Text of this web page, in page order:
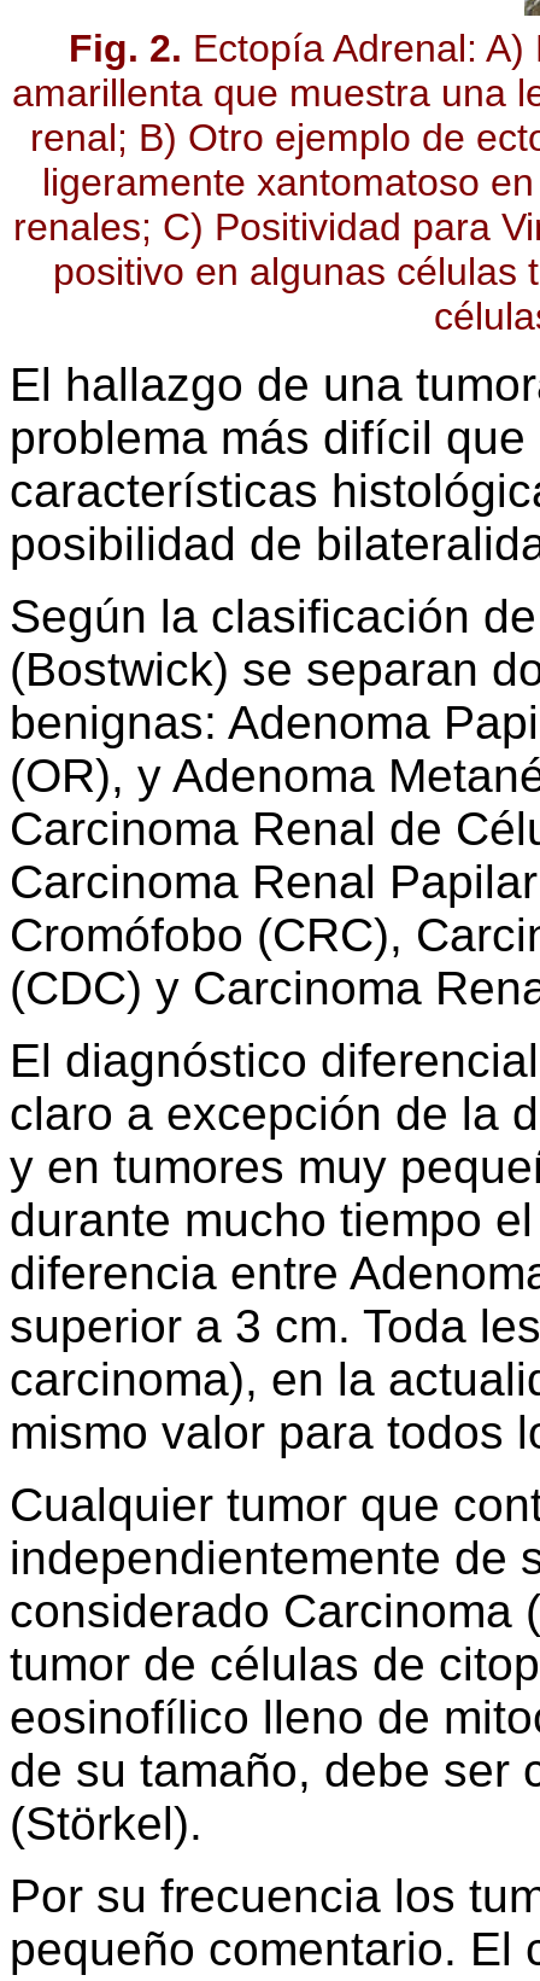
Fig. 2. Ectopía Adrenal:
amarillenta que muestra una
renal; B) Otro ejemplo de
ligeramente xantomatoso
renales; C) Positividad para
positivo en algunas células
El hallazgo de una
problema más difícil
características
posibilidad de
Según la clasificación
(Bostwick) se separan
benignas: Adenoma
(OR), y Adenoma
Carcinoma Renal de
Carcinoma Renal
Cromófobo (CRC),
(CDC) y Carcinoma
El diagnóstico
claro a excepción de la
y en tumores muy
durante mucho tiempo
diferencia entre
superior a 3 cm. Toda
carcinoma), en la
mismo valor para todos
Cualquier tumor que
independientemente de
considerado Carcinoma
tumor de células de
eosinofílico lleno de
de su tamaño, debe ser
(Störkel).
Por su frecuencia los
pequeño comentario. El